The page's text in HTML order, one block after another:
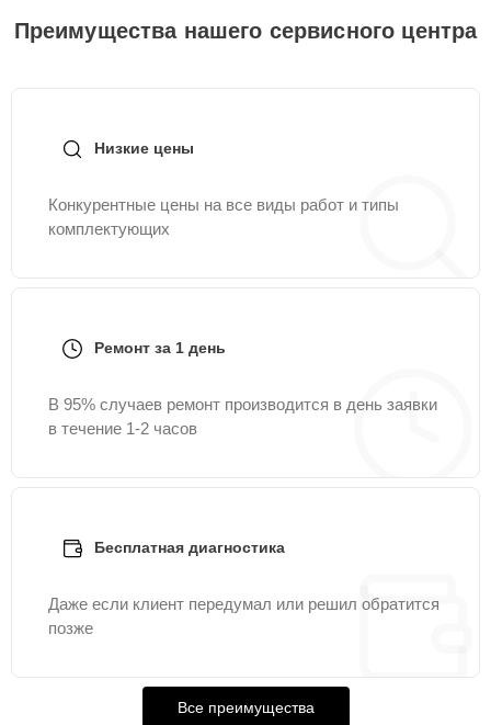
Преимущества нашего сервисного центра
Низкие цены
Конкурентные цены на все виды работ и типы
комплектующих
Ремонт за 1 день
В 95% случаев ремонт производится в день заявки
в течение 1-2 часов
Бесплатная диагностика
Даже если клиент передумал или решил обратится
позже
Все преимущества